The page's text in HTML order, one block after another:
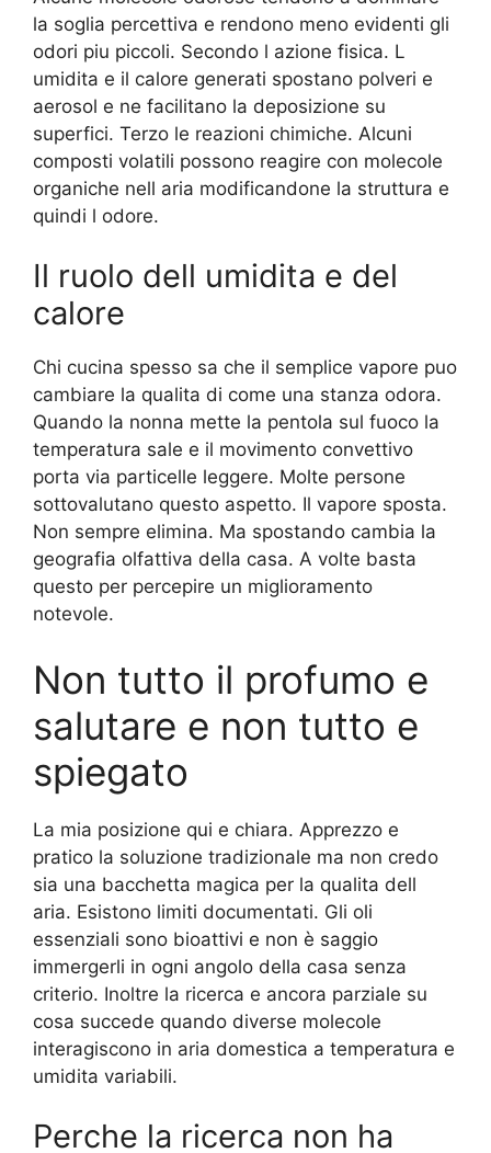
la soglia percettiva e rendono meno evidenti gli
odori piu piccoli. Secondo l azione fisica. L
umidita e il calore generati spostano polveri e
aerosol e ne facilitano la deposizione su
superfici. Terzo le reazioni chimiche. Alcuni
composti volatili possono reagire con molecole
organiche nell aria modificandone la struttura e
quindi l odore.
Il ruolo dell umidita e del
calore
Chi cucina spesso sa che il semplice vapore puo
cambiare la qualita di come una stanza odora.
Quando la nonna mette la pentola sul fuoco la
temperatura sale e il movimento convettivo
porta via particelle leggere. Molte persone
sottovalutano questo aspetto. Il vapore sposta.
Non sempre elimina. Ma spostando cambia la
geografia olfattiva della casa. A volte basta
questo per percepire un miglioramento
notevole.
Non tutto il profumo e
salutare e non tutto e
spiegato
La mia posizione qui e chiara. Apprezzo e
pratico la soluzione tradizionale ma non credo
sia una bacchetta magica per la qualita dell
aria. Esistono limiti documentati. Gli oli
essenziali sono bioattivi e non è saggio
immergerli in ogni angolo della casa senza
criterio. Inoltre la ricerca e ancora parziale su
cosa succede quando diverse molecole
interagiscono in aria domestica a temperatura e
umidita variabili.
Perche la ricerca non ha